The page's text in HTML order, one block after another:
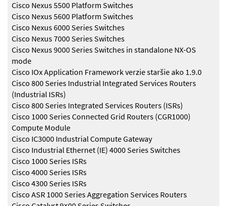
Cisco Nexus 5500 Platform Switches
Cisco Nexus 5600 Platform Switches
Cisco Nexus 6000 Series Switches
Cisco Nexus 7000 Series Switches
Cisco Nexus 9000 Series Switches in standalone NX-OS
mode
Cisco IOx Application Framework verzie staršie ako 1.9.0
Cisco 800 Series Industrial Integrated Services Routers
(Industrial ISRs)
Cisco 800 Series Integrated Services Routers (ISRs)
Cisco 1000 Series Connected Grid Routers (CGR1000)
Compute Module
Cisco IC3000 Industrial Compute Gateway
Cisco Industrial Ethernet (IE) 4000 Series Switches
Cisco 1000 Series ISRs
Cisco 4000 Series ISRs
Cisco 4300 Series ISRs
Cisco ASR 1000 Series Aggregation Services Routers